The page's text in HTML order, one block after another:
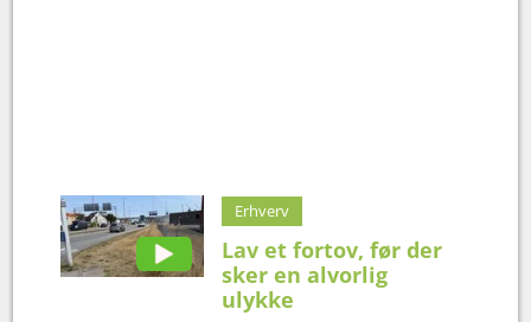
Erhverv
Lav et fortov, før der
sker en alvorlig
ulykke